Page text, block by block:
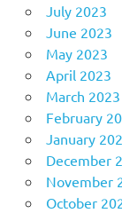
July 2023
June 2023
May 2023
April 2023
March 2023
February
January
December
November
October